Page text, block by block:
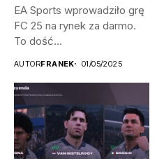
EA Sports wprowadziło grę
FC 25 na rynek za darmo.
To dość...
AUTORFRANEK 01/05/2025